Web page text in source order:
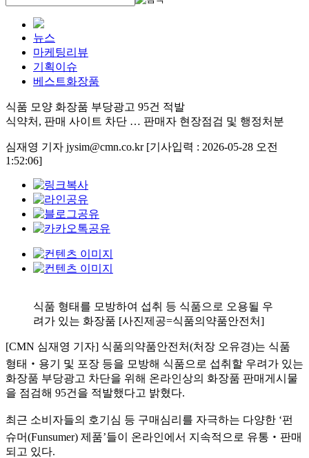
뉴스
마케팅리뷰
기획이슈
베스트화장품
식품 모양 화장품 부당광고 95건 적발
식약처, 판매 사이트 차단 … 판매자 현장점검 및 행정처분
심재영 기자 jysim@cmn.co.kr [기사입력 : 2026-05-28 오전
1:52:06]
식품 형태를 모방하여 섭취 등 식품으로 오용될 우
려가 있는 화장품 [사진제공=식품의약품안전처]
[CMN 심재영 기자] 식품의약품안전처(처장 오유경)는 식품
형태‧용기 및 포장 등을 모방해 식품으로 섭취할 우려가 있는
화장품 부당광고 차단을 위해 온라인상의 화장품 판매게시물
을 점검해 95건을 적발했다고 밝혔다.
최근 소비자들의 호기심 등 구매심리를 자극하는 다양한 ‘펀
슈머(Funsumer) 제품’들이 온라인에서 지속적으로 유통‧판매
되고 있다.